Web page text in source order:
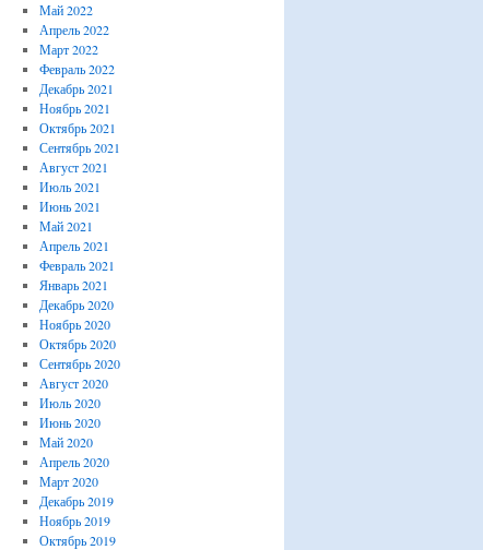
Май 2022
Апрель 2022
Март 2022
Февраль 2022
Декабрь 2021
Ноябрь 2021
Октябрь 2021
Сентябрь 2021
Август 2021
Июль 2021
Июнь 2021
Май 2021
Апрель 2021
Февраль 2021
Январь 2021
Декабрь 2020
Ноябрь 2020
Октябрь 2020
Сентябрь 2020
Август 2020
Июль 2020
Июнь 2020
Май 2020
Апрель 2020
Март 2020
Декабрь 2019
Ноябрь 2019
Октябрь 2019